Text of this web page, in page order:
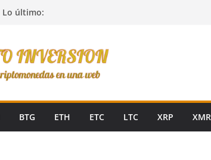
Lo último:
BTG ETH ETC LTC XRP XMR